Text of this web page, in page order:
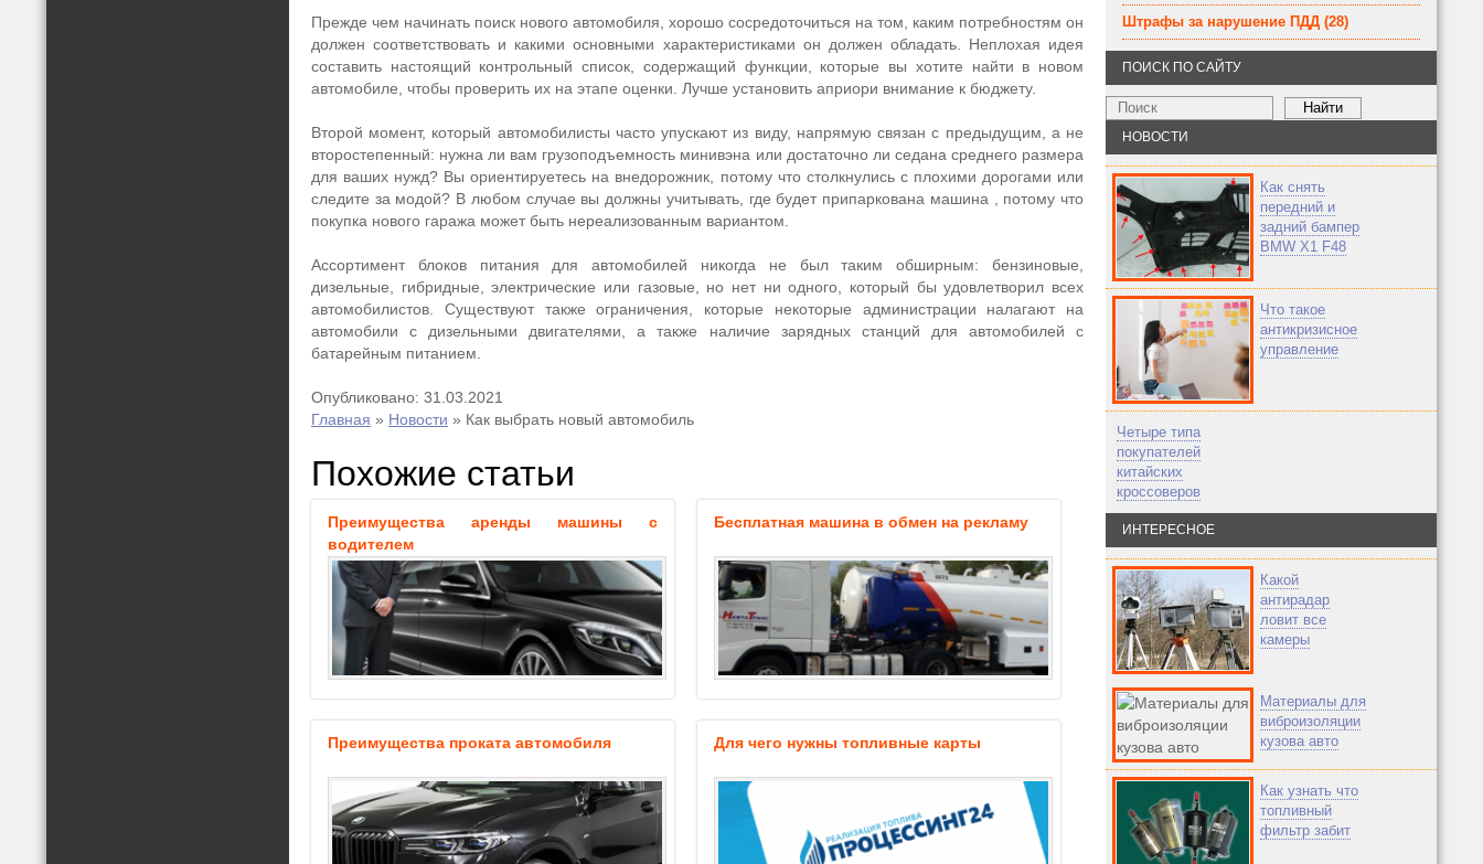
Прежде чем начинать поиск нового автомобиля, хорошо сосредоточиться на том, каким потребностям он
должен соответствовать и какими основными характеристиками он должен обладать. Неплохая идея
составить настоящий контрольный список, содержащий функции, которые вы хотите найти в новом
автомобиле, чтобы проверить их на этапе оценки. Лучше установить априори внимание к бюджету.
Второй момент, который автомобилисты часто упускают из виду, напрямую связан с предыдущим, а не
второстепенный: нужна ли вам грузоподъемность минивэна или достаточно ли седана среднего размера
для ваших нужд? Вы ориентируетесь на внедорожник, потому что столкнулись с плохими дорогами или
следите за модой? В любом случае вы должны учитывать, где будет припаркована машина , потому что
покупка нового гаража может быть нереализованным вариантом.
Ассортимент блоков питания для автомобилей никогда не был таким обширным: бензиновые,
дизельные, гибридные, электрические или газовые, но нет ни одного, который бы удовлетворил всех
автомобилистов. Существуют также ограничения, которые некоторые администрации налагают на
автомобили с дизельными двигателями, а также наличие зарядных станций для автомобилей с
батарейным питанием.
Опубликовано: 31.03.2021
Главная » Новости » Как выбрать новый автомобиль
Похожие статьи
Преимущества аренды машины с
водителем
Бесплатная машина в обмен на рекламу
Преимущества проката автомобиля Для чего нужны топливные карты
Штрафы за нарушение ПДД (28)
ПОИСК ПО САЙТУ
НОВОСТИ
Как снять
передний и
задний бампер
BMW X1 F48
Что такое
антикризисное
управление
Четыре типа
покупателей
китайских
кроссоверов
ИНТЕРЕСНОЕ
Какой
антирадар
ловит все
камеры
Материалы для
виброизоляции
кузова авто
Как узнать что
топливный
фильтр забит